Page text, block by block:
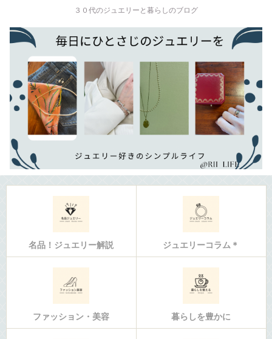
３０代のジュエリーと暮らしのブログ
名品！ジュエリー解説 ジュエリーコラム＊
ファッション・美容 暮らしを豊かに